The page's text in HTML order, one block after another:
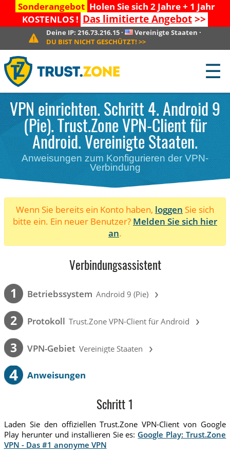
Sonderangebot Holen Sie sich 2 Jahre + 1 Jahr
KOSTENLOS ! Das limitierte Angebot>>
Deine IP:216.73.216.15 · Vereinigte Staaten ·
DU BIST NICHT GESCHÜTZT! >>
☰
VPN einrichten. Schritt 4. Android 9
(Pie). Trust.Zone VPN-Client für
Android. Vereinigte Staaten.
Anweisungen zum Konfigurieren der VPN-
Verbindung
Wenn Sie bereits ein Konto haben, loggen Sie sich
bitte ein. Ein neuer Benutzer? Melden Sie sich hier
an.
Verbindungsassistent
1 Betriebssystem Android 9 (Pie) ›
2 Protokoll Trust.Zone VPN-Client für Android ›
3 VPN-Gebiet Vereinigte Staaten ›
4 Anweisungen
Schritt 1
Laden Sie den offiziellen Trust.Zone VPN-Client von Google
Play herunter und installieren Sie es: Google Play: Trust.Zone
VPN - Das #1 anonyme VPN